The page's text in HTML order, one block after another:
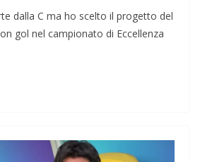
dalla C ma ho scelto il progetto del
gol nel campionato di Eccellenza